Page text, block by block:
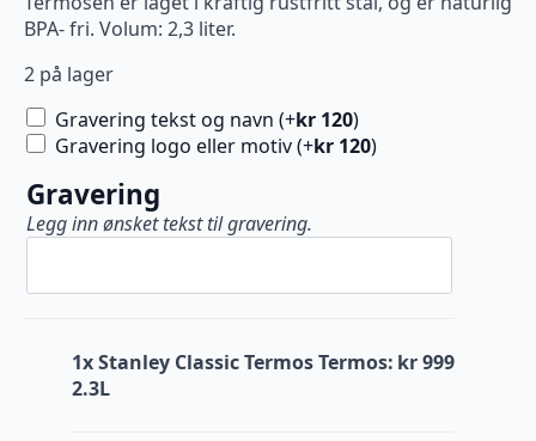
BPA- fri. Volum: 2,3 liter.
2 på lager
Gravering tekst og navn (+kr 120)
Gravering logo eller motiv (+kr 120)
Gravering
Legg inn ønsket tekst til gravering.
1xStanley Classic Termos Termos:
2.3L
kr 999